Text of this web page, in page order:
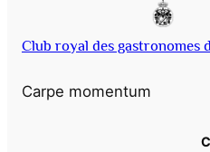
Club royal des gastronomes
Carpe momentum